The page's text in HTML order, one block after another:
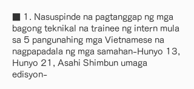
■ 1. Nasuspinde na pagtanggap ng mga
bagong teknikal na trainee ng intern mula
sa 5 pangunahing mga Vietnamese na
nagpapadala ng mga samahan-Hunyo 13,
Hunyo 21, Asahi Shimbun umaga
edisyon-